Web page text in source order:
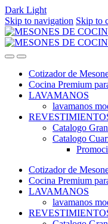
Dark Light
Skip to navigation Skip to
Cotizador de
Cocina Premium
LAVAMANOS
lavamanos
Catalogo
Catalogo
Cotizador de
Cocina Premium
LAVAMANOS
lavamanos